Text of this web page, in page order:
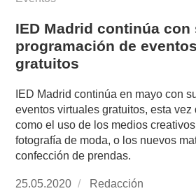
IED Madrid continúa con
programación de
gratuitos
IED Madrid continúa en mayo con
eventos virtuales gratuitos, esta
como el uso de los medios
fotografía de moda, o los nuevos
confección de prendas.
Publicado
25.05.2020 https://
Redacción